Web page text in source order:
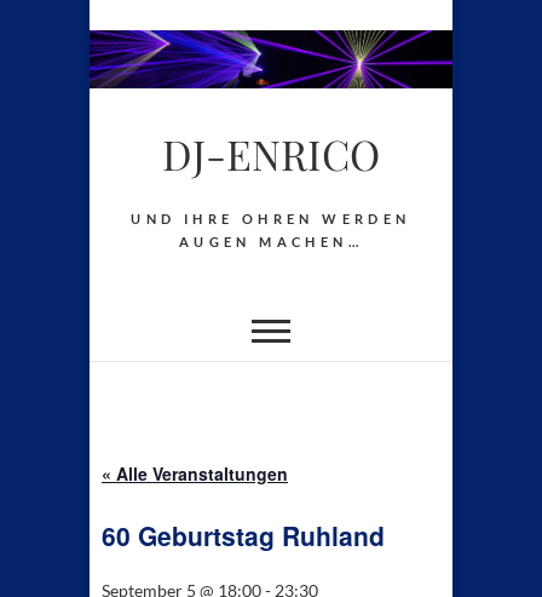
DJ-ENRICO
UND IHRE OHREN WERDEN
AUGEN MACHEN…
« Alle Veranstaltungen
60 Geburtstag Ruhland
September 5 @ 18:00- 23:30